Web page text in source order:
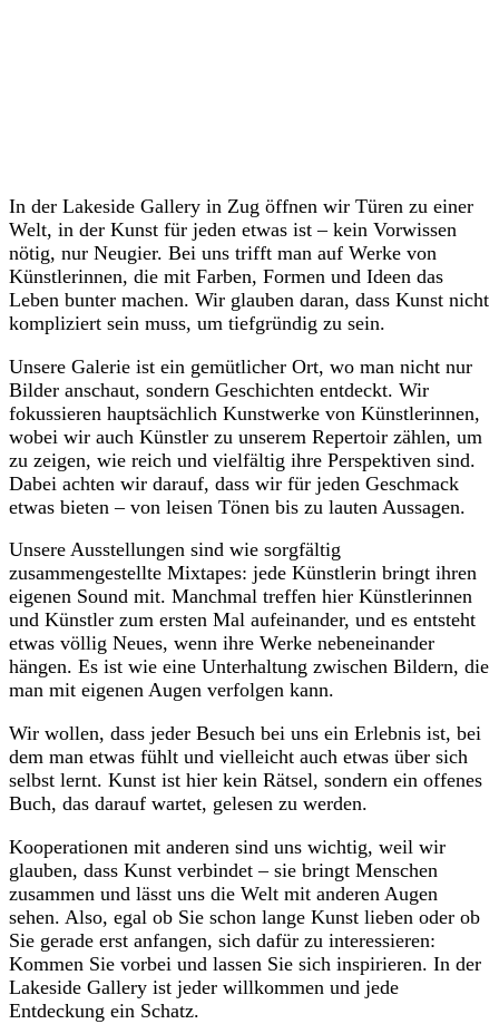
In der Lakeside Gallery in Zug öffnen wir Türen zu einer
Welt, in der Kunst für jeden etwas ist – kein Vorwissen
nötig, nur Neugier. Bei uns trifft man auf Werke von
Künstlerinnen, die mit Farben, Formen und Ideen das
Leben bunter machen. Wir glauben daran, dass Kunst nicht
kompliziert sein muss, um tiefgründig zu sein.
Unsere Galerie ist ein gemütlicher Ort, wo man nicht nur
Bilder anschaut, sondern Geschichten entdeckt. Wir
fokussieren hauptsächlich Kunstwerke von Künstlerinnen,
wobei wir auch Künstler zu unserem Repertoir zählen, um
zu zeigen, wie reich und vielfältig ihre Perspektiven sind.
Dabei achten wir darauf, dass wir für jeden Geschmack
etwas bieten – von leisen Tönen bis zu lauten Aussagen.
Unsere Ausstellungen sind wie sorgfältig
zusammengestellte Mixtapes: jede Künstlerin bringt ihren
eigenen Sound mit. Manchmal treffen hier Künstlerinnen
und Künstler zum ersten Mal aufeinander, und es entsteht
etwas völlig Neues, wenn ihre Werke nebeneinander
hängen. Es ist wie eine Unterhaltung zwischen Bildern, die
man mit eigenen Augen verfolgen kann.
Wir wollen, dass jeder Besuch bei uns ein Erlebnis ist, bei
dem man etwas fühlt und vielleicht auch etwas über sich
selbst lernt. Kunst ist hier kein Rätsel, sondern ein offenes
Buch, das darauf wartet, gelesen zu werden.
Kooperationen mit anderen sind uns wichtig, weil wir
glauben, dass Kunst verbindet – sie bringt Menschen
zusammen und lässt uns die Welt mit anderen Augen
sehen. Also, egal ob Sie schon lange Kunst lieben oder ob
Sie gerade erst anfangen, sich dafür zu interessieren:
Kommen Sie vorbei und lassen Sie sich inspirieren. In der
Lakeside Gallery ist jeder willkommen und jede
Entdeckung ein Schatz.